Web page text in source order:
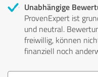
Unabhängige
ProvenExpert ist
und neutral.
freiwillig, können
finanziell noch